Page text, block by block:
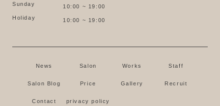
Sunday
10:00 ~ 19:00
Holiday
10:00 ~ 19:00
News Salon Works Staff
Salon Blog Price Gallery Recruit
Contact privacy policy